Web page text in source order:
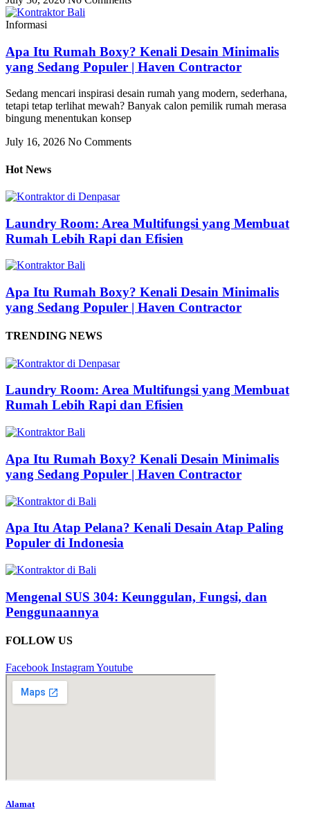
Informasi
Apa Itu Rumah Boxy? Kenali Desain Minimalis
yang Sedang Populer | Haven Contractor
Sedang mencari inspirasi desain rumah yang modern, sederhana,
tetapi tetap terlihat mewah? Banyak calon pemilik rumah merasa
bingung menentukan konsep
July 16, 2026 No Comments
Hot News
Laundry Room: Area Multifungsi yang Membuat
Rumah Lebih Rapi dan Efisien
Apa Itu Rumah Boxy? Kenali Desain Minimalis
yang Sedang Populer | Haven Contractor
TRENDING NEWS
Laundry Room: Area Multifungsi yang Membuat
Rumah Lebih Rapi dan Efisien
Apa Itu Rumah Boxy? Kenali Desain Minimalis
yang Sedang Populer | Haven Contractor
Apa Itu Atap Pelana? Kenali Desain Atap Paling
Populer di Indonesia
Mengenal SUS 304: Keunggulan, Fungsi, dan
Penggunaannya
FOLLOW US
Facebook InstagramYoutube
Alamat